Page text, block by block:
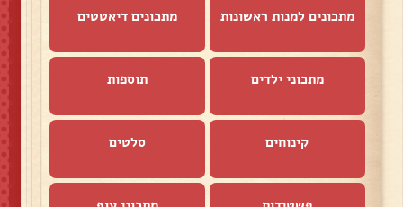
מתכונים למנות ראשונות מתכונים דיאטטים
מתכוני ילדים תוספות
קינוחים סלטים